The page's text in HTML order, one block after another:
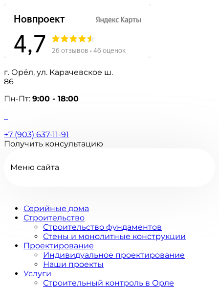
г. Орёл, ул. Карачевское ш.
86
Пн-Пт: 9:00 - 18:00
+7 (903) 637-11-91
Получить консультацию
Меню сайта
Серийные дома
Строительство
Строительство фундаментов
Стены и монолитные конструкции
Проектирование
Индивидуальное проектирование
Наши проекты
Услуги
Строительный контроль в Орле